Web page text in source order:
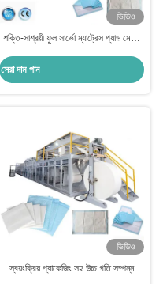
ভিডিও
শক্তি-সাশ্রয়ী ফুল সার্ভো ম্যাট্রেস প্যাড মেশিন
সেরা দাম পান
ভিডিও
স্বয়ংক্রিয় প্যাকেজিং সহ উচ্চ গতি সম্পন্ন